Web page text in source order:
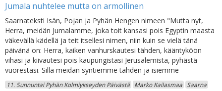
Jumala nuhtelee mutta on armollinen
Saarnateksti Isän, Pojan ja Pyhän Hengen nimeen "Mutta nyt,
Herra, meidän Jumalamme, joka toit kansasi pois Egyptin maasta
väkevällä kädellä ja teit itsellesi nimen, niin kuin se vielä tänä
päivänä on: Herra, kaiken vanhurskautesi tähden, kääntyköön
vihasi ja kiivautesi pois kaupungistasi Jerusalemista, pyhästä
vuorestasi. Sillä meidän syntiemme tähden ja isiemme
11. Sunnuntai Pyhän Kolmiykseyden Päivästä Marko Kailasmaa Saarna